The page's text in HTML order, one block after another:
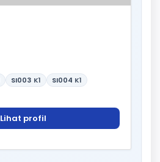
SI003 K1 SI004 K1
Lihat profil